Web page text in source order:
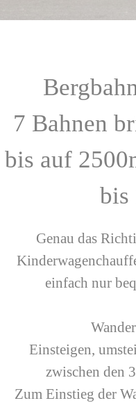
7 Bahnen
bis auf
bis
Genau das
einfach nur
Einsteigen,
zwischen den
Zum Einstieg der